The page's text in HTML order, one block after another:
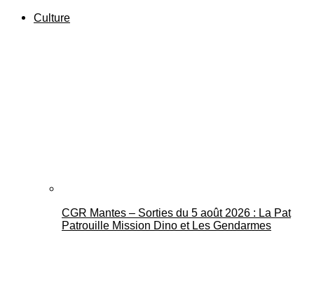
Culture
CGR Mantes – Sorties du 5 août 2026 : La Pat
Patrouille Mission Dino et Les Gendarmes